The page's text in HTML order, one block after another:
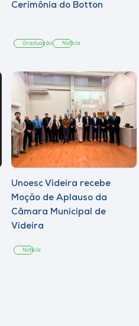
Cerimônia do Botton
Graduação Notícia
Unoesc Videira recebe
Moção de Aplauso da
Câmara Municipal de
Videira
Notícia